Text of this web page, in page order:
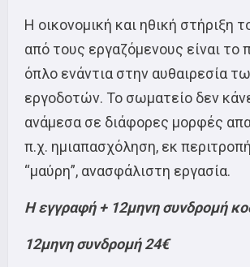
Η οικονομική και ηθική στήριξη
από τους εργαζόμενους είναι το
όπλο ενάντια στην αυθαιρεσία
εργοδοτών. Το σωματείο δεν
ανάμεσα σε διάφορες μορφές
π.χ. ημιαπασχόληση, εκ
“μαύρη”, ανασφάλιστη εργασία.
Η εγγραφή + 12μηνη συνδρομή
12μηνη συνδρομή 24€